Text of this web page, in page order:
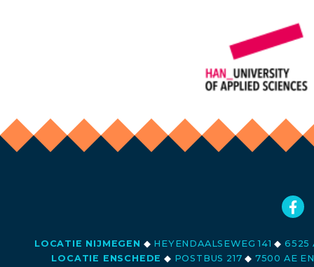
LOCATIE NIJMEGEN ◆ HEYENDAALSEWEG 141◆ 6525
LOCATIE ENSCHEDE ◆ POSTBUS 217◆ 7500 AE